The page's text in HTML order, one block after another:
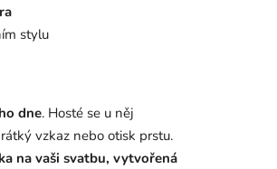
stylu
dne. Hosté se u něj
vzkaz nebo otisk prstu.
na vaši svatbu, vytvořená